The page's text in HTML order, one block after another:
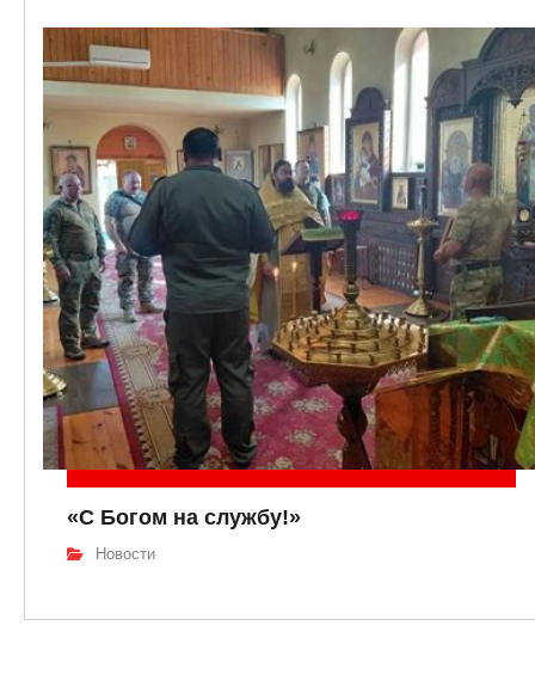
«С Богом на службу!»
Новости